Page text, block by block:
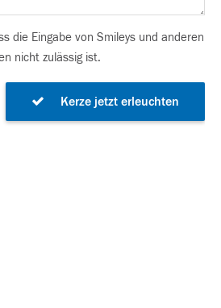
die Eingabe von Smileys und anderen
nicht zulässig ist.
Kerze jetzt erleuchten